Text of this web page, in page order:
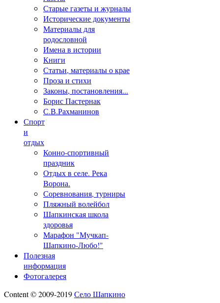
Старые газеты и журналы
Исторические документы
Материалы для
родословной
Имена в истории
Книги
Статьи, материалы о крае
Проза и стихи
Законы, постановления...
Борис Пастернак
С.В.Рахманинов
Спорт
и
отдых
Конно-спортивный
праздник
Отдых в селе. Река
Ворона.
Соревнования, турниры
Пляжный волейбол
Шапкинская школа
здоровья
Марафон "Мучкап-
Шапкино-Любо!"
Полезная
информация
Фотогалерея
Content © 2009-2019Село Шапкино